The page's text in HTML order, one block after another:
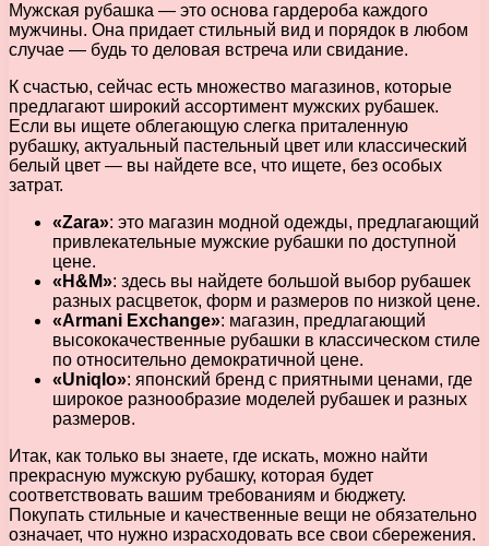
Мужская рубашка — это основа гардероба каждого
мужчины. Она придает стильный вид и порядок в любом
случае — будь то деловая встреча или свидание.
К счастью, сейчас есть множество магазинов, которые
предлагают широкий ассортимент мужских рубашек.
Если вы ищете облегающую слегка приталенную
рубашку, актуальный пастельный цвет или классический
белый цвет — вы найдете все, что ищете, без особых
затрат.
«Zara»: это магазин модной одежды, предлагающий
привлекательные мужские рубашки по доступной
цене.
«H&M»: здесь вы найдете большой выбор рубашек
разных расцветок, форм и размеров по низкой цене.
«Armani Exchange»: магазин, предлагающий
высококачественные рубашки в классическом стиле
по относительно демократичной цене.
«Uniqlo»: японский бренд с приятными ценами, где
широкое разнообразие моделей рубашек и разных
размеров.
Итак, как только вы знаете, где искать, можно найти
прекрасную мужскую рубашку, которая будет
соответствовать вашим требованиям и бюджету.
Покупать стильные и качественные вещи не обязательно
означает, что нужно израсходовать все свои сбережения.